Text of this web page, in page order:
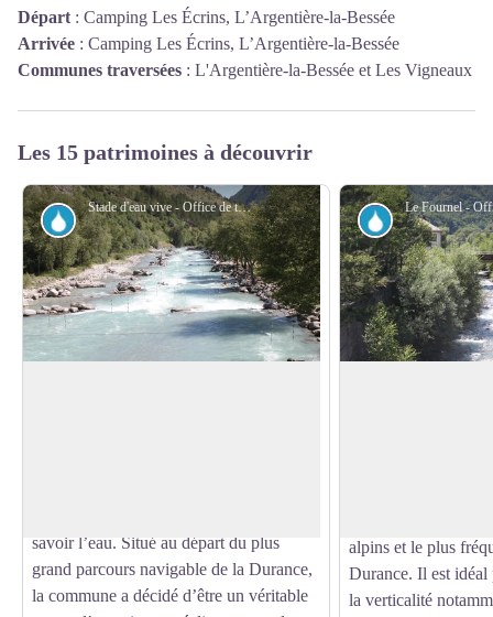
Départ : Camping Les Écrins, L’Argentière-la-Bessée
Arrivée : Camping Les Écrins, L’Argentière-la-Bessée
Communes traversées : L'Argentière-la-Bessée et Les Vigneaux
Les 15 patrimoines à découvrir
Stade d'eau vive - Office de tourisme du Pays des Écrins
Eau
savoir l’eau. Situé au départ du plus
grand parcours navigable de la Durance,
la commune a décidé d’être un véritable
Eau
alpins et le plus
Durance. Il est
la verticalité